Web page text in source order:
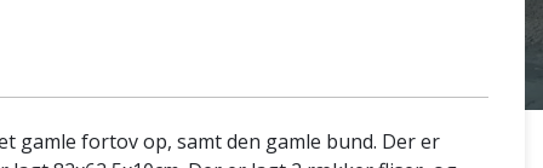
gamle fortov op, samt den gamle bund. Der er